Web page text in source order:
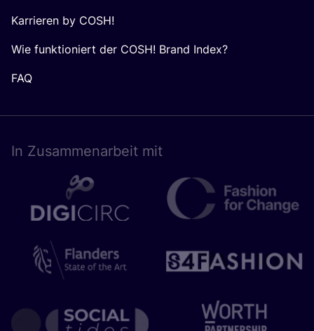
Karrieren by COSH!
Wie funktioniert der COSH! Brand Index?
FAQ
In Zusam­men­ar­beit mit